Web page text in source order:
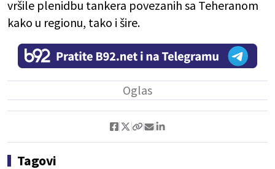
vršile plenidbu tankera povezanih sa Teheranom
kako u regionu, tako i šire.
Tagovi